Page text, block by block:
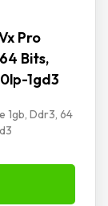
Pro
Bits,
1gd3
1gb, Ddr3, 64